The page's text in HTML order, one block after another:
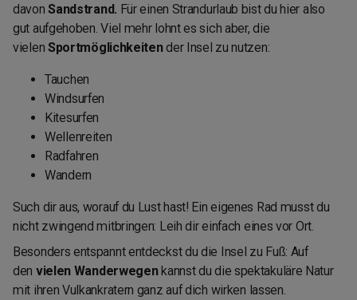
davonSandstrand. Für einen Strandurlaub bist du hier also
gut aufgehoben. Viel mehr lohnt es sich aber, die
vielen Sportmöglichkeitender Insel zu nutzen:
Tauchen
Windsurfen
Kitesurfen
Wellenreiten
Radfahren
Wandern
Such dir aus, worauf du Lust hast! Ein eigenes Rad musst du
nicht zwingend mitbringen: Leih dir einfach eines vor Ort.
Besonders entspannt entdeckst du die Insel zu Fuß: Auf
den vielen Wanderwegenkannst du die spektakuläre Natur
mit ihren Vulkankratern ganz auf dich wirken lassen.